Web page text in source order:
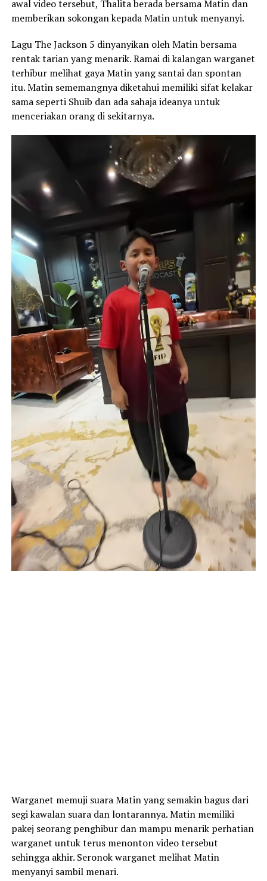
awal video tersebut, Thalita berada bersama Matin dan
memberikan sokongan kepada Matin untuk menyanyi.
Lagu The Jackson 5 dinyanyikan oleh Matin bersama
rentak tarian yang menarik. Ramai di kalangan warganet
terhibur melihat gaya Matin yang santai dan spontan
itu. Matin sememangnya diketahui memiliki sifat kelakar
sama seperti Shuib dan ada sahaja ideanya untuk
menceriakan orang di sekitarnya.
Warganet memuji suara Matin yang semakin bagus dari
segi kawalan suara dan lontarannya. Matin memiliki
pakej seorang penghibur dan mampu menarik perhatian
warganet untuk terus menonton video tersebut
sehingga akhir. Seronok warganet melihat Matin
menyanyi sambil menari.